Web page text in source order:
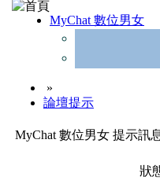
MyChat 數位男女
»
論壇提示
MyChat 數位男女 提示訊
狀